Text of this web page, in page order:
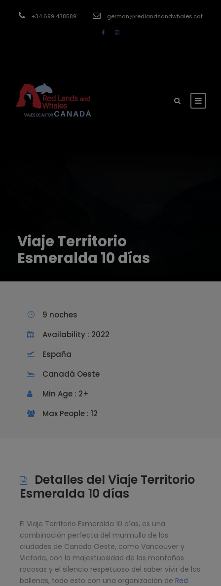
+34 699 438589 german@redlandsandwhales.cat
Viaje Territorio
Esmeralda 10 días
9 noches
Availability : 2022
España
Canadá Oeste
Min Age : 2+
Max People : 12
Detalles del Viaje Territorio
Esmeralda 10 días
El Viaje Territorio Esmeralda 10 días, es una
combinación perfecta del murmullo de las
ciudades de Canada Oeste, como Vancouver y
Victoria, con la majestuosidad de las montañas
rocosas y el silencio respetuoso del saber vivir de las
ballenas, todo esto con una organización de Red